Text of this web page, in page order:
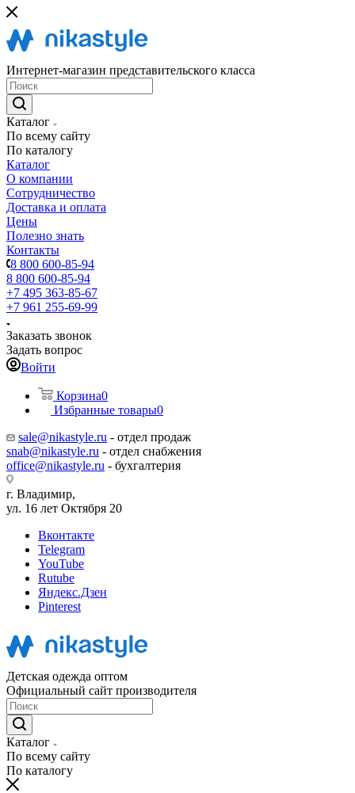
Интернет-магазин представительского класса
Каталог
По всему сайту
По каталогу
Каталог
О компании
Сотрудничество
Доставка и оплата
Цены
Полезно знать
Контакты
8 800 600-85-94
8 800 600-85-94
+7 495 363-85-67
+7 961 255-69-99
Заказать звонок
Задать вопрос
Войти
Корзина0
Избранные товары0
sale@nikastyle.ru - отдел продаж
snab@nikastyle.ru - отдел снабжения
office@nikastyle.ru - бухгалтерия
г. Владимир,
ул. 16 лет Октября 20
Вконтакте
Telegram
YouTube
Rutube
Яндекс.Дзен
Pinterest
Детская одежда оптом
Официальный сайт производителя
Каталог
По всему сайту
По каталогу